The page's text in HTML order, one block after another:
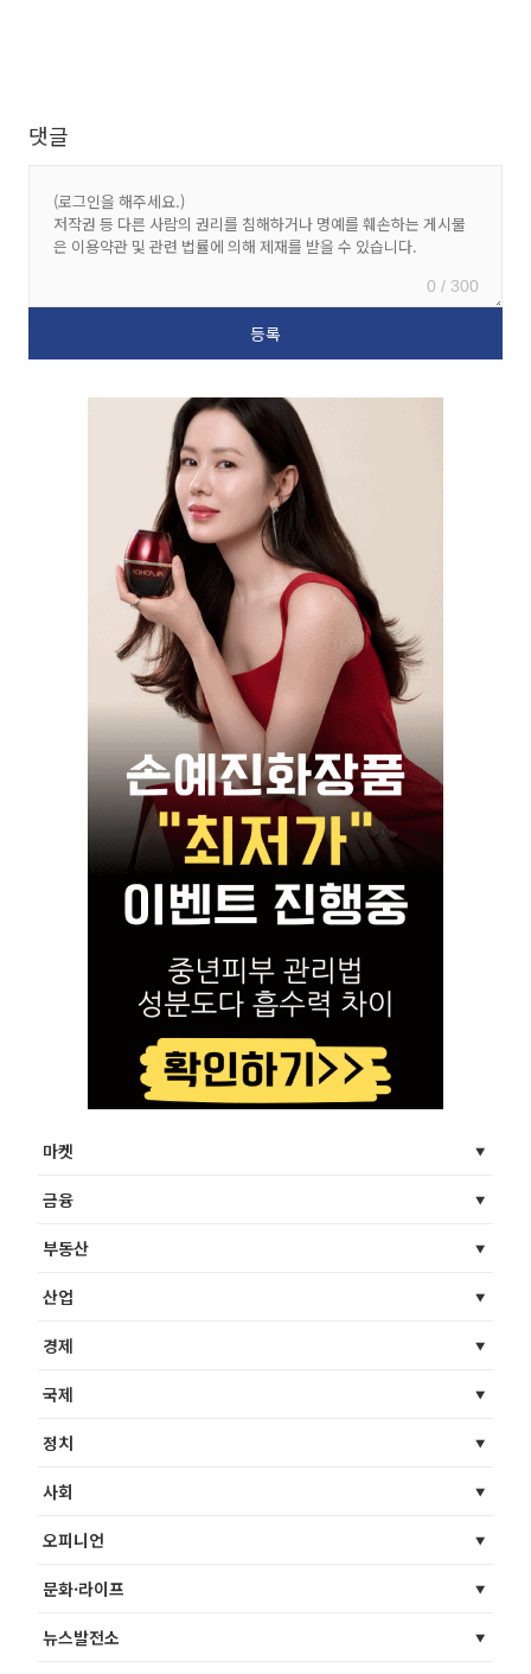
댓글
0 / 300
마켓
금융
부동산
산업
경제
국제
정치
사회
오피니언
문화·라이프
뉴스발전소